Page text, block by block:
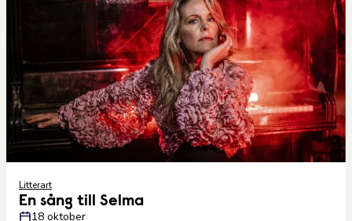
Litterart
En sång till Selma
18 oktober